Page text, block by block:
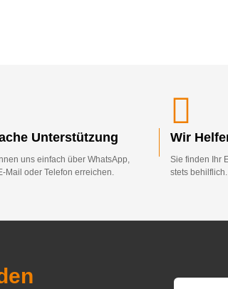
Unterstützung
uns einfach über WhatsApp,
Mail oder Telefon erreichen.
Wir
Sie finden Ihr
stets behilflich.